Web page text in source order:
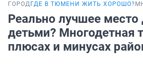
ГОРОД ГДЕ В ТЮМЕНИ ЖИТЬ ХОРОШО?
Реально лучшее
детьми? Многодетная
плюсах и минусах